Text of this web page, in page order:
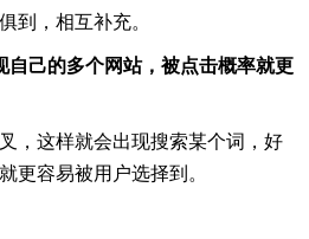
到，相互补充。
自己的多个网站，被点击概率就更
，这样就会出现搜索某个词，好
更容易被用户选择到。